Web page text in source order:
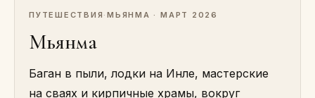
ПУТЕШЕСТВИЯ ·МЬЯНМА · МАРТ 2026
Мьянма
Баган в пыли, лодки на Инле, мастерские
на сваях и кирпичные храмы, вокруг